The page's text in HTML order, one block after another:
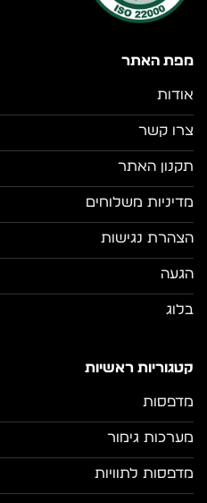
מפת האתר
אודות
צרו קשר
תקנון האתר
מדיניות משלוחים
הצהרת נגישות
הגעה
בלוג
קטגוריות ראשיות
מדפסות
מערכות גימור
מדפסות לתוויות